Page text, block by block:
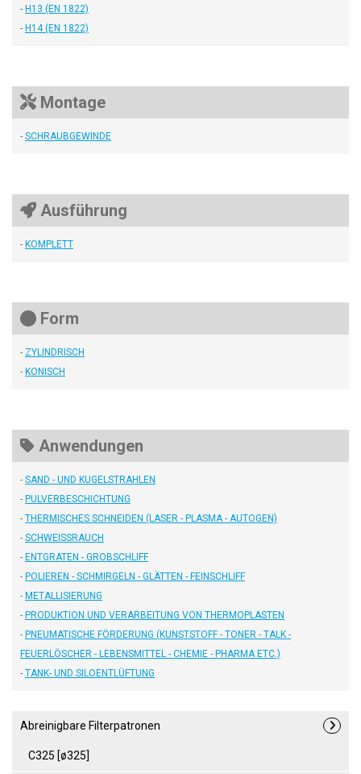
Abreinigbare Filterpatronen
C325 [ø325]
- H13 (EN 1822)
- H14 (EN 1822)
Montage
- SCHRAUBGEWINDE
Ausführung
- KOMPLETT
Form
- ZYLINDRISCH
- KONISCH
Anwendungen
- SAND - UND KUGELSTRAHLEN
- PULVERBESCHICHTUNG
- THERMISCHES SCHNEIDEN (LASER - PLASMA - AUTOGEN)
- SCHWEISSRAUCH
- ENTGRATEN - GROBSCHLIFF
- POLIEREN - SCHMIRGELN - GLÄTTEN - FEINSCHLIFF
- METALLISIERUNG
- PRODUKTION UND VERARBEITUNG VON THERMOPLASTEN
- PNEUMATISCHE FÖRDERUNG (KUNSTSTOFF - TONER - TALK -
FEUERLÖSCHER - LEBENSMITTEL - CHEMIE - PHARMA ETC.)
- TANK- UND SILOENTLÜFTUNG